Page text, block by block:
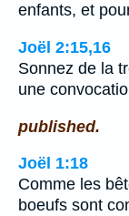
enfants, et
Joël 2:15,16
Sonnez de la
une
published.
Joël 1:18
Comme les
boeufs sont